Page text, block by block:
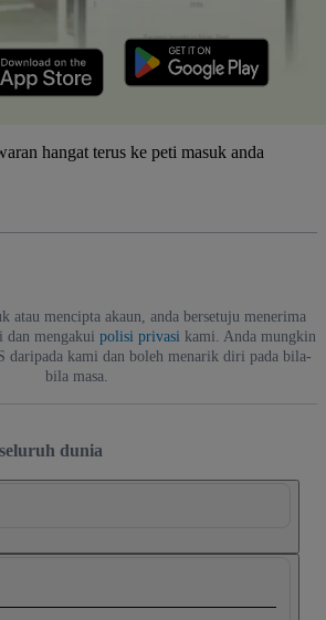
hangat terus ke peti masuk anda
atau mencipta akaun, anda bersetuju menerima
mengakui polisi privasikami. Anda mungkin
daripada kami dan boleh menarik diri pada bila-
bila masa.
dunia